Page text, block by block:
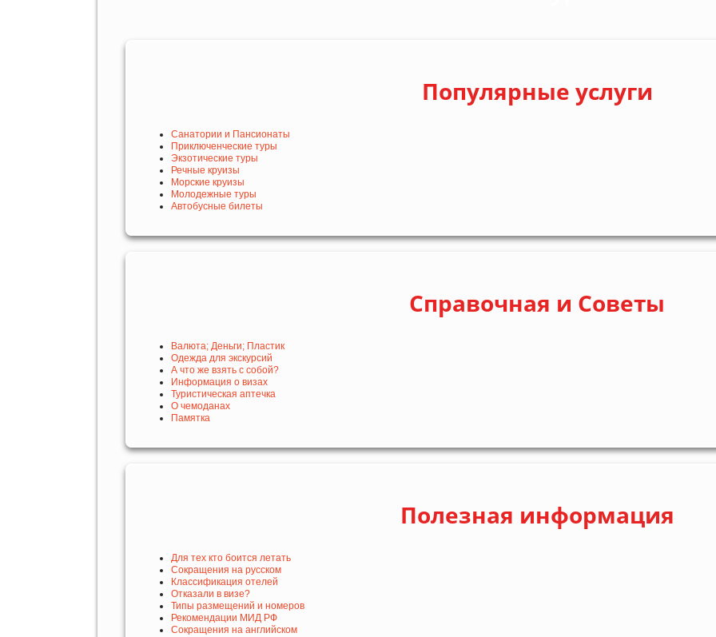
Популярные услуги
Санатории и Пансионаты
Приключенческие туры
Экзотические туры
Речные круизы
Морские круизы
Молодежные туры
Автобусные билеты
Справочная и Советы
Валюта; Деньги; Пластик
Одежда для экскурсий
А что же взять с собой?
Информация о визах
Туристическая аптечка
О чемоданах
Памятка
Полезная информация
Для тех кто боится летать
Сокращения на русском
Классификация отелей
Отказали в визе?
Типы размещений и номеров
Рекомендации МИД РФ
Сокращения на английском